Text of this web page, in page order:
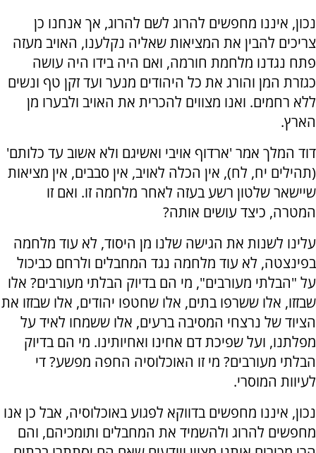
נכון, איננו מחפשים להרוג לשם להרוג, אך אנחנו כן
צריכים להבין את המציאות שאליה נקלענו, האויב מעזה
פתח נגדנו מלחמת חורמה, ואם היה בידו היה עושה
כגזרת המן והורג את כל היהודים מנער ועד זקן טף ונשים
ללא רחמים. ואנו מצווים להכרית את האויב ולבערו מן
הארץ.
דוד המלך אמר 'ארדוף אויבי ואשיגם ולא אשוב עד כלותם'
(תהילים יח, לח), אין הכלה לאויב, אין סבבים, אין מציאות
שיישאר שלטון רשע בעזה לאחר מלחמה זו. ואם זו
המטרה, כיצד עושים אותה?
עלינו לשנות את הגישה שלנו מן היסוד, לא עוד מלחמה
בפינצטה, לא עוד מלחמה נגד המחבלים ולרחם כביכול
על "הבלתי מעורבים", מי הם בדיוק הבלתי מעורבים? אלו
שבזזו, אלו ששרפו בתים, אלו שחטפו יהודים, אלו שבזזו את
הציוד של נרצחי המסיבה ברעים, אלו ששמחו לאיד על
מפלתנו, ועל שפיכת דם אחינו ואחיותינו. מי הם בדיוק
הבלתי מעורבים? מי זו האוכלוסיה החפה מפשע? די
לעיוות המוסרי.
נכון, איננו מחפשים בדווקא לפגוע באוכלוסיה, אבל כן אנו
מחפשים להרוג ולהשמיד את המחבלים ותומכיהם, והם